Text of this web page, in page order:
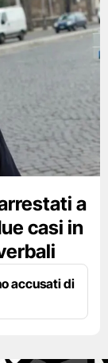
a
casi in
accusati di